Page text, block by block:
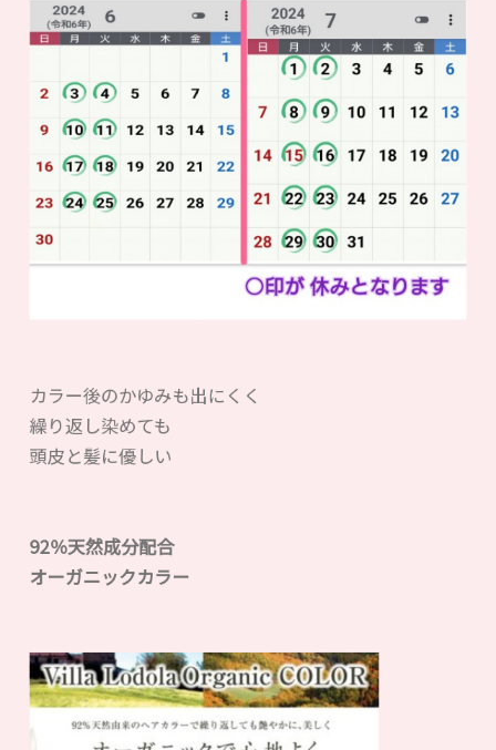
カラー後のかゆみも出にくく
繰り返し染めても
頭皮と髪に優しい
92％天然成分配合
オーガニックカラー